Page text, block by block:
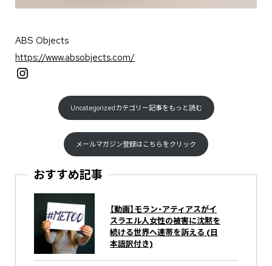
ABS Objects
https://www.absobjects.com/
Instagram
Uncategorizedカテゴリー記事をもっと読む
メールマガジン登録はこちらをクリック
おすすめ記事
【動画】モラン・アティアスがイ
スラエル人女性の被害に沈黙を
続ける世界へ連帯を訴える (日
本語訳付き)